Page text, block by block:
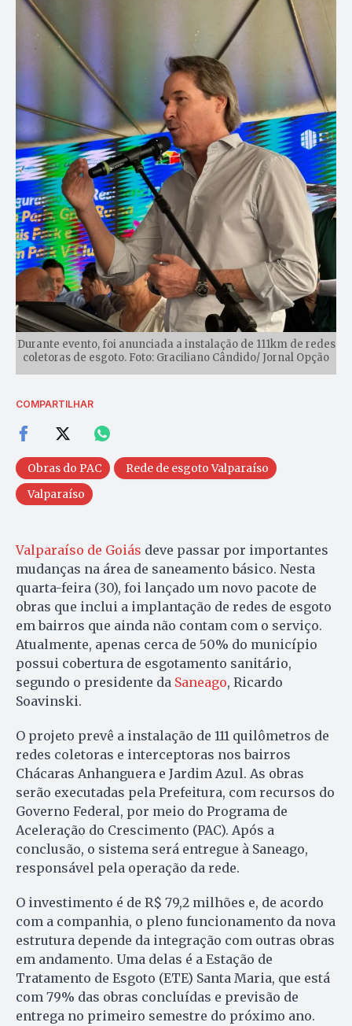
Durante evento, foi anunciada a instalação de 111km de redes
coletoras de esgoto. Foto: Graciliano Cândido/ Jornal Opção
COMPARTILHAR
Obras do PAC
Rede de esgoto Valparaíso
Valparaíso
Valparaíso de Goiás deve passar por importantes
mudanças na área de saneamento básico. Nesta
quarta-feira (30), foi lançado um novo pacote de
obras que inclui a implantação de redes de esgoto
em bairros que ainda não contam com o serviço.
Atualmente, apenas cerca de 50% do município
possui cobertura de esgotamento sanitário,
segundo o presidente da Saneago, Ricardo
Soavinski.
O projeto prevê a instalação de 111 quilômetros de
redes coletoras e interceptoras nos bairros
Chácaras Anhanguera e Jardim Azul. As obras
serão executadas pela Prefeitura, com recursos do
Governo Federal, por meio do Programa de
Aceleração do Crescimento (PAC). Após a
conclusão, o sistema será entregue à Saneago,
responsável pela operação da rede.
O investimento é de R$ 79,2 milhões e, de acordo
com a companhia, o pleno funcionamento da nova
estrutura depende da integração com outras obras
em andamento. Uma delas é a Estação de
Tratamento de Esgoto (ETE) Santa Maria, que está
com 79% das obras concluídas e previsão de
entrega no primeiro semestre do próximo ano.